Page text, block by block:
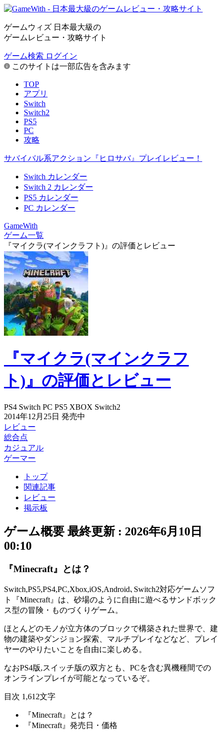
ゲームウィズ 日本最大級の
ゲームレビュー・攻略サイト
ゲーム検索 ログイン
このサイトは一部広告を含みます
TOP
アプリ
Switch
Switch2
PS5
PC
攻略
サバイバル系アクション『ヒロサバ』プレイレビュー！
Switch カレンダー
Switch 2 カレンダー
PS5 カレンダー
PC カレンダー
GameWith
ゲーム一覧
『マイクラ(マインクラフト)』の評価とレビュー
『マイクラ(マインクラフ
ト)』の評価とレビュー
PS4 Switch PC PS5 XBOX Switch2
2014年12月25日 発売中
レビュー
総合点
カジュアル
ゲーマー
トップ
関連記事
レビュー
掲示板
ゲーム概要 最終更新 : 2026年6月10日
00:10
『Minecraft』とは？
Switch,PS5,PS4,PC,Xbox,iOS,Android､Switch2対応ゲームソフ
ト
『Minecraft』 は、砂場のように自由に遊べるサンドボック
ス型の冒険・ものづくりゲーム。
ほとんどのモノが立方体のブロックで構築された世界で、建
物の建築やダンジョン探索、マルチプレイなどなど、プレイ
ヤーのやりたいことを自由に楽しめる。
なおPS4版,スイッチ版の双方とも、PCを含む異機種間での
オンラインプレイが可能となっているぞ。
目次 1,612文字
『Minecraft』とは？
『Minecraft』発売日・価格